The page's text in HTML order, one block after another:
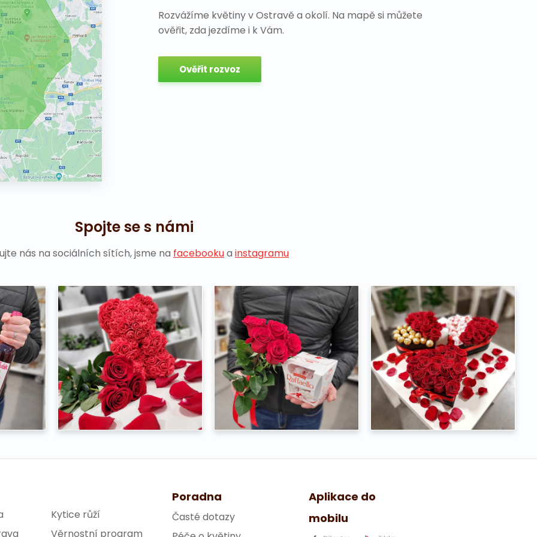
Rozvážíme květiny v Ostravě a okolí. Na mapě si můžete
ověřit, zda jezdíme i k Vám.
Ověřit rozvoz
Spojte se s námi
nás na sociálních sítích, jsme na facebookua instagramu
Kytice růží
Věrnostní program
Poradna
Časté dotazy
Aplikace do
mobilu